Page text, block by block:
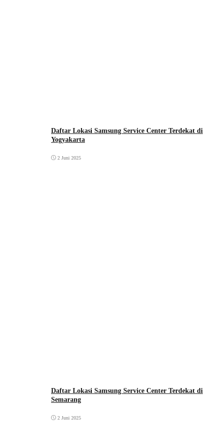
Daftar Lokasi Samsung Service Center Terdekat di
Yogyakarta
2 Juni 2025
Daftar Lokasi Samsung Service Center Terdekat di
Semarang
2 Juni 2025